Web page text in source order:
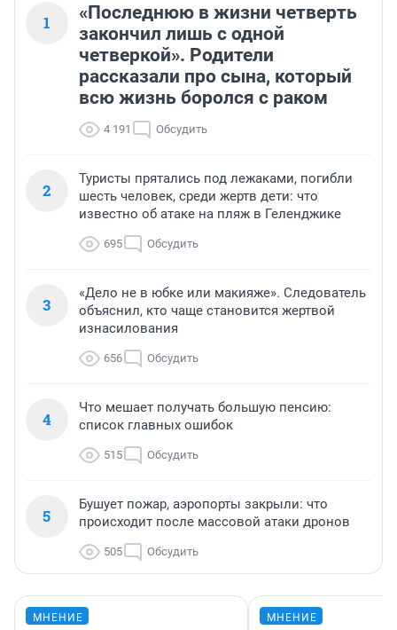
1
«Последнюю в жизни четверть
закончил лишь с одной
четверкой». Родители
рассказали про сына, который
всю жизнь боролся с раком
4 191 Обсудить
2
Туристы прятались под лежаками, погибли
шесть человек, среди жертв дети: что
известно об атаке на пляж в Геленджике
695 Обсудить
3
«Дело не в юбке или макияже». Следователь
объяснил, кто чаще становится жертвой
изнасилования
656 Обсудить
4
Что мешает получать большую пенсию:
список главных ошибок
515 Обсудить
5
Бушует пожар, аэропорты закрыли: что
происходит после массовой атаки дронов
505 Обсудить
МНЕНИЕ МНЕНИЕ